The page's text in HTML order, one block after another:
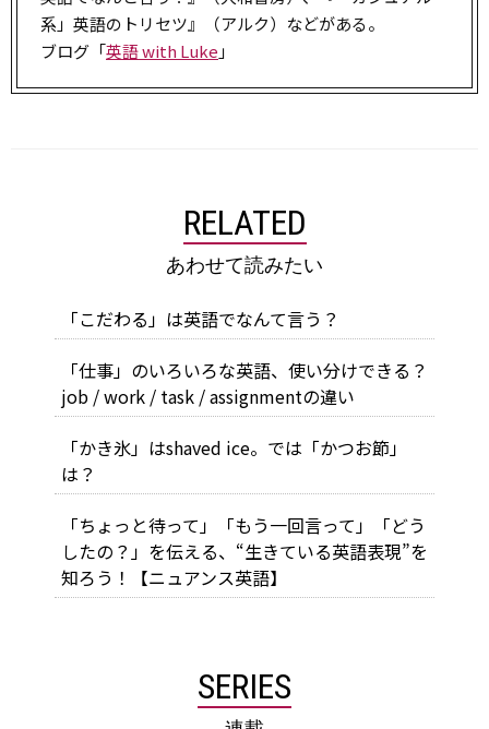
系」英語のトリセツ』（アルク）などがある。
ブログ「英語 with Luke 」
RELATED
あわせて読みたい
「こだわる」は英語でなんて言う？
「仕事」のいろいろな英語、使い分けできる？
job / work / task / assignmentの違い
「かき氷」はshaved ice。では「かつお節」
は？
「ちょっと待って」「もう一回言って」「どう
したの？」を伝える、“生きている英語表現”を
知ろう！【ニュアンス英語】
SERIES